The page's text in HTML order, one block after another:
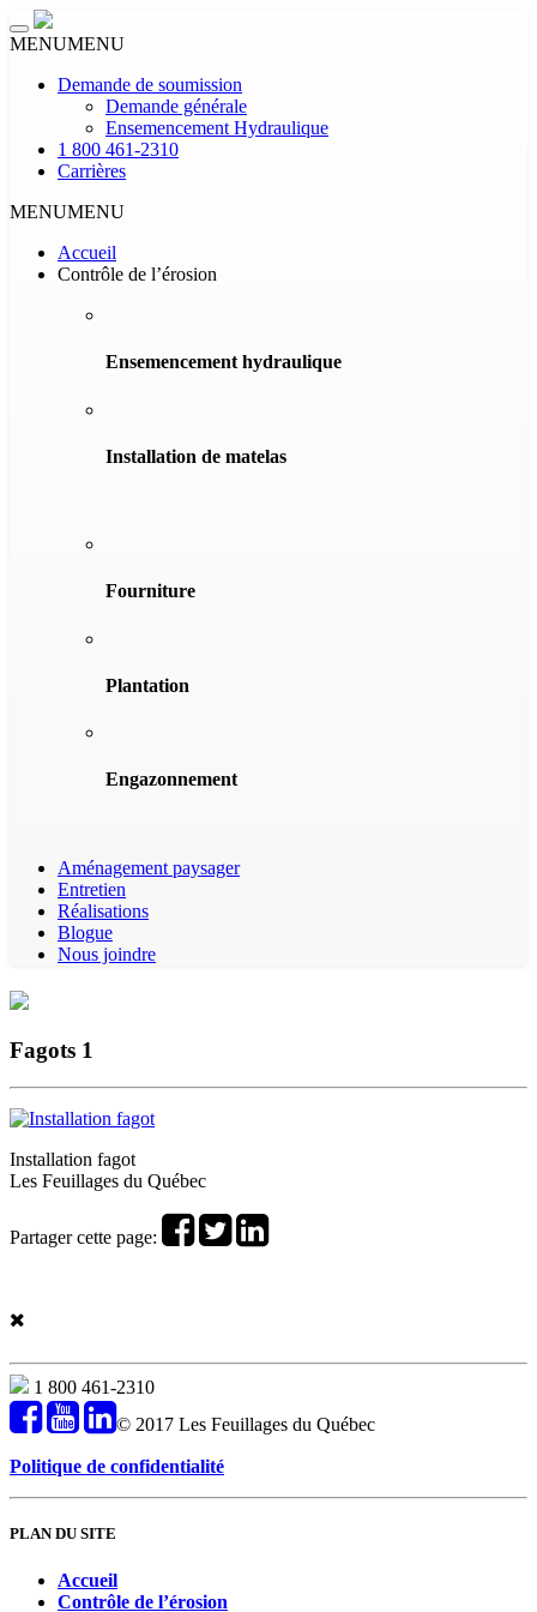
Toggle
navigation
MENUMENU
Demande de soumission
Demande générale
Ensemencement Hydraulique
1 800 461-2310
Carrières
MENUMENU
Accueil
Contrôle de l’érosion
Ensemencement hydraulique
Installation de matelas
Fourniture
Plantation
Engazonnement
Aménagement paysager
Entretien
Réalisations
Blogue
Nous joindre
Fagots 1
Installation fagot
Les Feuillages du Québec
Partager cette page:
1 800 461-2310
© 2017 Les Feuillages du Québec
Politique de confidentialité
PLAN DU SITE
Accueil
Contrôle de l’érosion